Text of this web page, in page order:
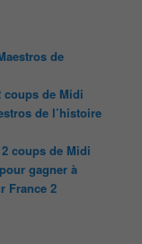
de
coups de Midi
de l’histoire
coups de Midi
gagner à
France 2